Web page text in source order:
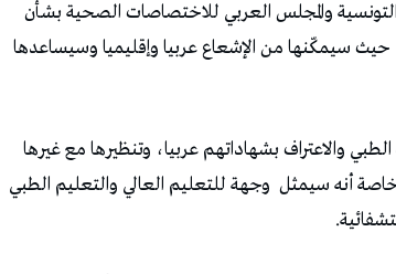
التونسية والمجلس العربي للاختصاصات الصحية بشأن
حيث سيمكّنها من الإشعاع عربيا وإقليميا وسيساعدها
والاعتراف بشهاداتهم عربيا، وتنظيرها مع غيرها
أنه سيمثل وجهة للتعليم العالي والتعليم الطبي